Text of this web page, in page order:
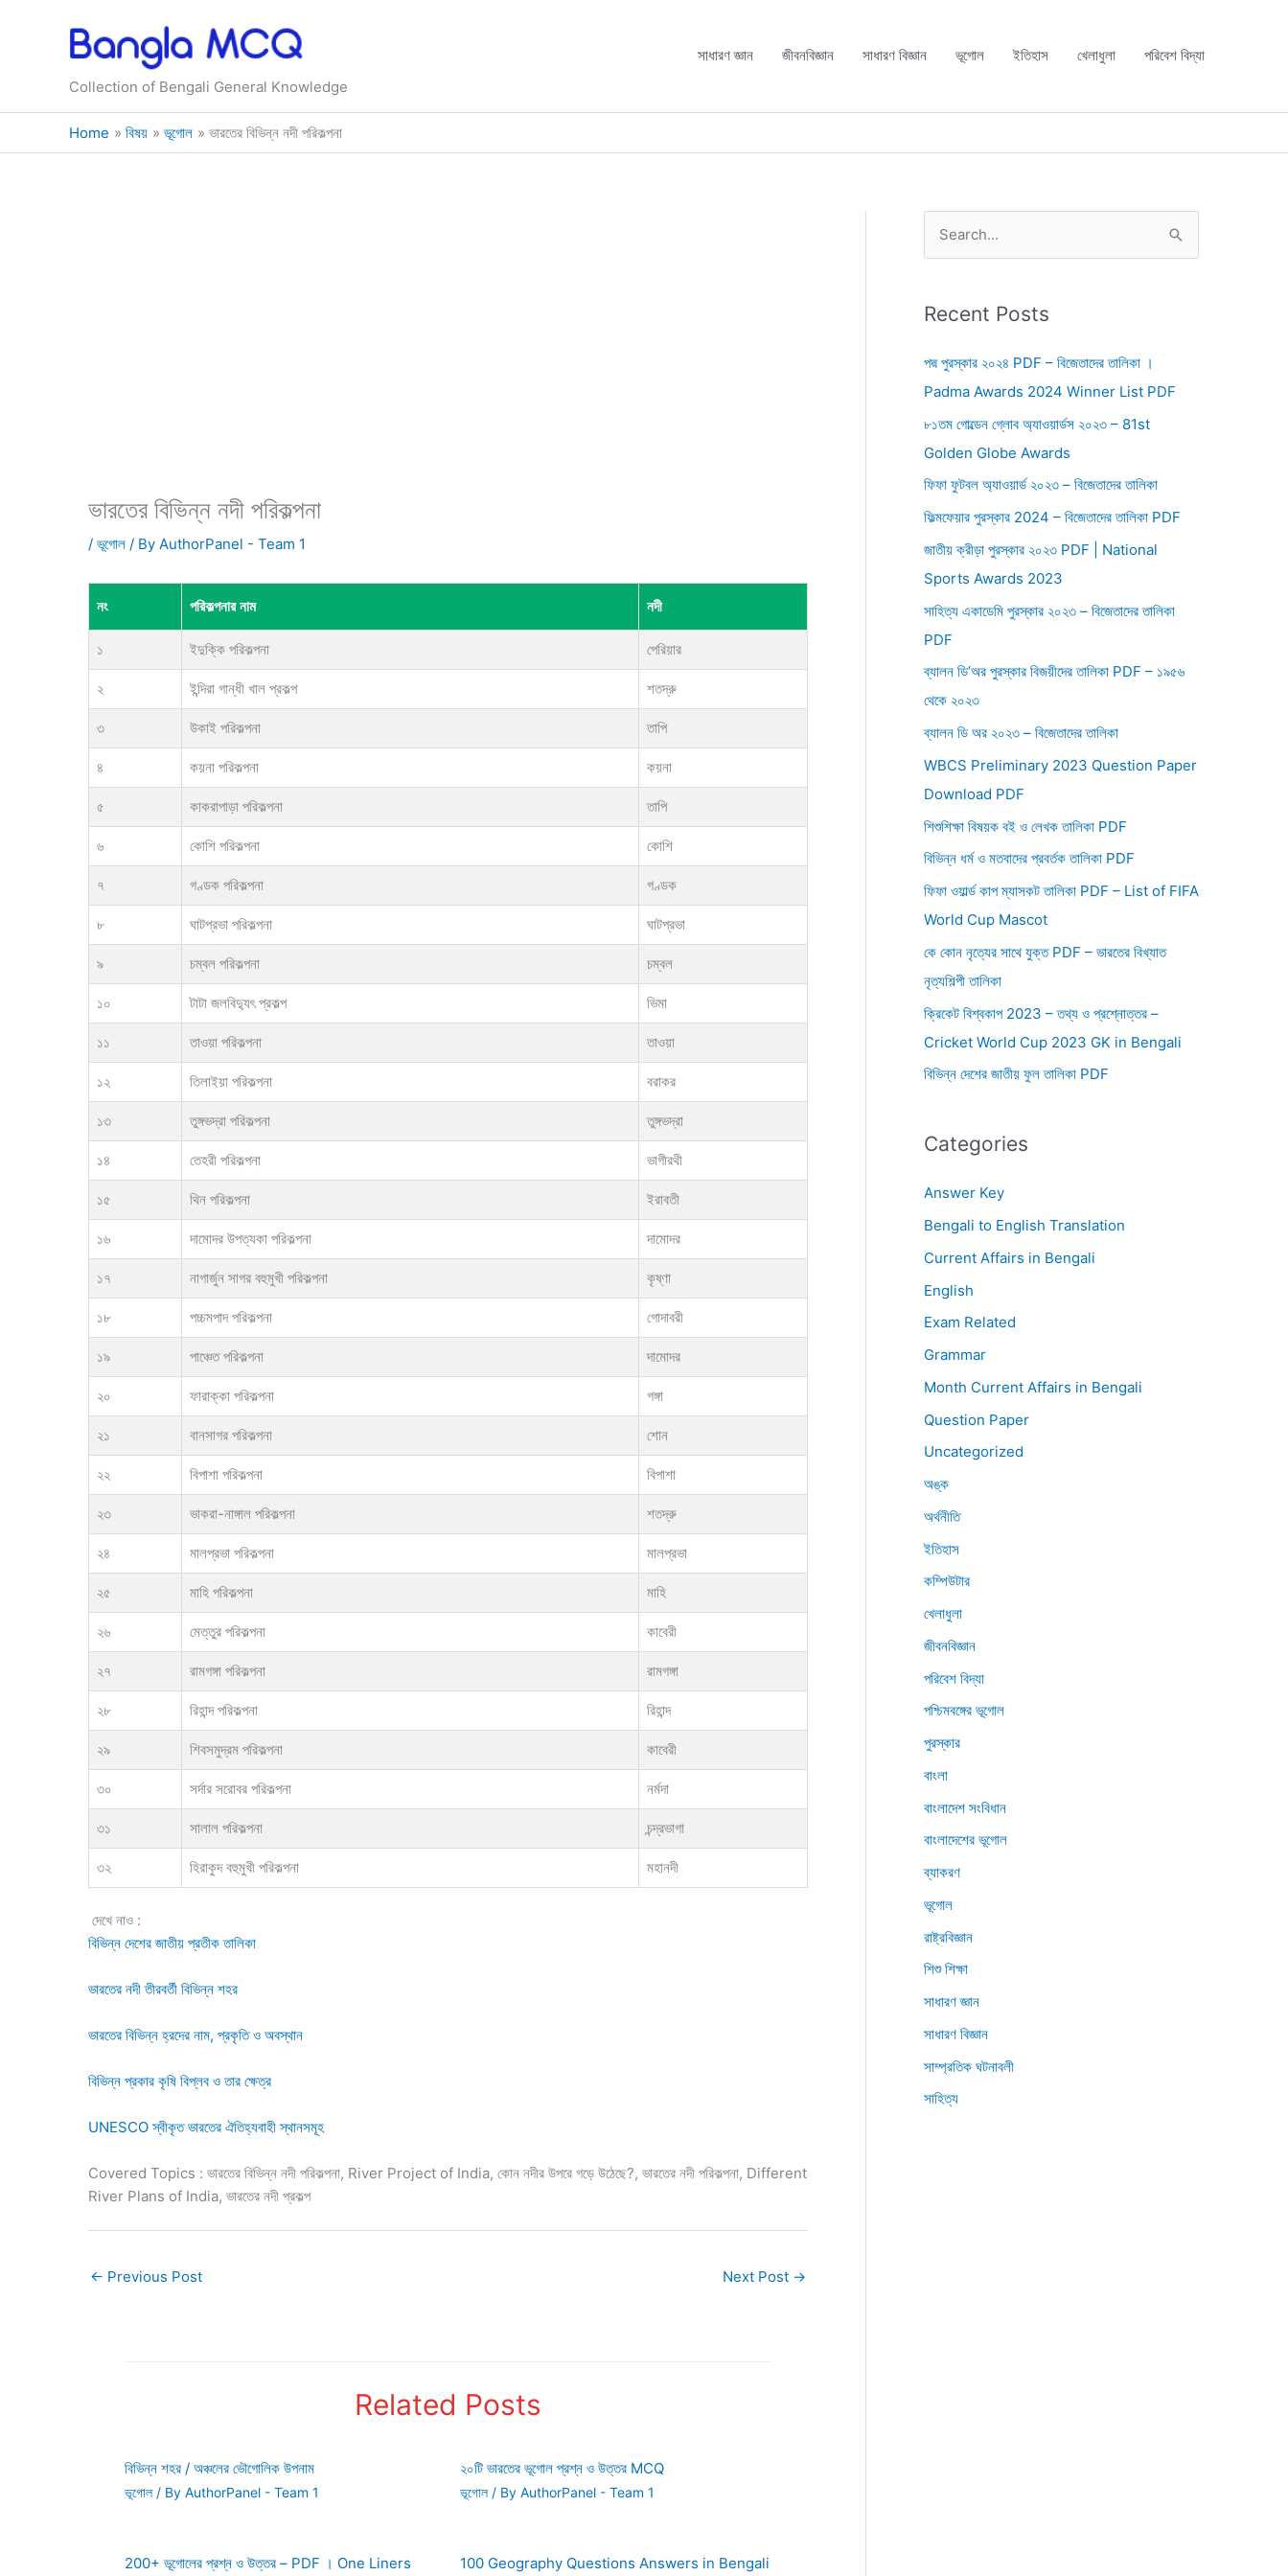
Collection of Bengali General Knowledge
সাধারণ জ্ঞান জীবনবিজ্ঞান সাধারণ বিজ্ঞান ভূগোল ইতিহাস খেলাধুলা পরিবেশ বিদ্যা
Home বিষয় ভূগোল ভারতের বিভিন্ন নদী পরিকল্পনা
ভারতের বিভিন্ন নদী পরিকল্পনা
/ ভূগোল / By AuthorPanel - Team 1
নং পরিকল্পনার নাম নদী
১ ইদুক্কি পরিকল্পনা পেরিয়ার
২ ইন্দিরা গান্ধী খাল প্রকল্প শতদ্রু
৩ উকাই পরিকল্পনা তাপি
৪ কয়না পরিকল্পনা কয়না
৫ কাকরাপাড়া পরিকল্পনা তাপি
৬ কোশি পরিকল্পনা কোশি
৭ গণ্ডক পরিকল্পনা গণ্ডক
৮ ঘাটপ্রভা পরিকল্পনা ঘাটপ্রভা
৯ চম্বল পরিকল্পনা চম্বল
১০ টাটা জলবিদ্যুৎ প্রকল্প ভিমা
১১ তাওয়া পরিকল্পনা তাওয়া
১২ তিলাইয়া পরিকল্পনা বরাকর
১৩ তুঙ্গভদ্রা পরিকল্পনা তুঙ্গভদ্রা
১৪ তেহরী পরিকল্পনা ভাগীরথী
১৫ থিন পরিকল্পনা ইরাবতী
১৬ দামোদর উপত্যকা পরিকল্পনা দামোদর
১৭ নাগার্জুন সাগর বহুমুখী পরিকল্পনা কৃষ্ণা
১৮ পচ্চমপাদ পরিকল্পনা গোদাবরী
১৯ পাঞ্চেত পরিকল্পনা দামোদর
২০ ফারাক্কা পরিকল্পনা গঙ্গা
২১ বানসাগর পরিকল্পনা শোন
২২ বিপাশা পরিকল্পনা বিপাশা
২৩ ভাকরা-নাঙ্গাল পরিকল্পনা শতদ্রু
২৪ মালপ্রভা পরিকল্পনা মালপ্রভা
২৫ মাহি পরিকল্পনা মাহি
২৬ মেত্তুর পরিকল্পনা কাবেরী
২৭ রামগঙ্গা পরিকল্পনা রামগঙ্গা
২৮ রিহান্দ পরিকল্পনা রিহান্দ
২৯ শিবসমুদ্রম পরিকল্পনা কাবেরী
৩০ সর্দার সরোবর পরিকল্পনা নর্মদা
৩১ সালাল পরিকল্পনা চন্দ্রভাগা
৩২ হিরাকুদ বহুমুখী পরিকল্পনা মহানদী
দেখে নাও :
বিভিন্ন দেশের জাতীয় প্রতীক তালিকা
ভারতের নদী তীরবর্তী বিভিন্ন শহর
ভারতের বিভিন্ন হ্রদের নাম, প্রকৃতি ও অবস্থান
বিভিন্ন প্রকার কৃষি বিপ্লব ও তার ক্ষেত্র
UNESCO স্বীকৃত ভারতের ঐতিহ্যবাহী স্থানসমূহ
Covered Topics : ভারতের বিভিন্ন নদী পরিকল্পনা, River Project of India, কোন নদীর উপরে গড়ে উঠেছে?, ভারতের নদী পরিকল্পনা, Different
River Plans of India, ভারতের নদী প্রকল্প
← Previous Post Next Post →
Related Posts
বিভিন্ন শহর / অঞ্চলের ভৌগোলিক উপনাম
ভূগোল/ By AuthorPanel - Team 1
২০টি ভারতের ভূগোল প্রশ্ন ও উত্তর MCQ
ভূগোল / By AuthorPanel - Team 1
200+ ভূগোলের প্রশ্ন ও উত্তর – PDF । One Liners 100 Geography Questions Answers in Bengali
r
h
f
o
r
:
Recent Posts
পদ্ম পুরস্কার ২০২৪ PDF – বিজেতাদের তালিকা ।
Padma Awards 2024 Winner List PDF
৮১তম গোল্ডেন গ্লোব অ্যাওয়ার্ডস ২০২৩ – 81st
Golden Globe Awards
ফিফা ফুটবল অ্যাওয়ার্ড ২০২৩ – বিজেতাদের তালিকা
ফিল্মফেয়ার পুরস্কার 2024 – বিজেতাদের তালিকা PDF
জাতীয় ক্রীড়া পুরস্কার ২০২৩ PDF | National
Sports Awards 2023
সাহিত্য একাডেমি পুরস্কার ২০২৩ – বিজেতাদের তালিকা
PDF
ব্যালন ডি’অর পুরস্কার বিজয়ীদের তালিকা PDF – ১৯৫৬
থেকে ২০২৩
ব্যালন ডি অর ২০২৩ – বিজেতাদের তালিকা
WBCS Preliminary 2023 Question Paper
Download PDF
শিশুশিক্ষা বিষয়ক বই ও লেখক তালিকা PDF
বিভিন্ন ধর্ম ও মতবাদের প্রবর্তক তালিকা PDF
ফিফা ওয়ার্ল্ড কাপ ম্যাসকট তালিকা PDF – List of FIFA
World Cup Mascot
কে কোন নৃত্যের সাথে যুক্ত PDF – ভারতের বিখ্যাত
নৃত্যশিল্পী তালিকা
ক্রিকেট বিশ্বকাপ 2023 – তথ্য ও প্রশ্নোত্তর –
Cricket World Cup 2023 GK in Bengali
বিভিন্ন দেশের জাতীয় ফুল তালিকা PDF
Categories
Answer Key
Bengali to English Translation
Current Affairs in Bengali
English
Exam Related
Grammar
Month Current Affairs in Bengali
Question Paper
Uncategorized
অঙ্ক
অর্থনীতি
ইতিহাস
কম্পিউটার
খেলাধুলা
জীবনবিজ্ঞান
পরিবেশ বিদ্যা
পশ্চিমবঙ্গের ভূগোল
পুরস্কার
বাংলা
বাংলাদেশ সংবিধান
বাংলাদেশের ভূগোল
ব্যাকরণ
ভূগোল
রাষ্ট্রবিজ্ঞান
শিশু শিক্ষা
সাধারণ জ্ঞান
সাধারণ বিজ্ঞান
সাম্প্রতিক ঘটনাবলী
সাহিত্য